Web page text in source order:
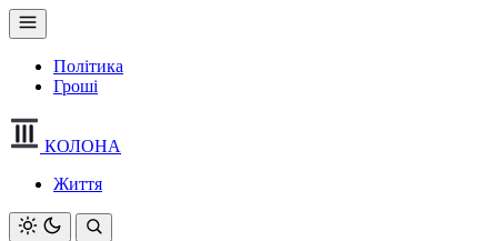
Політика
Гроші
КОЛОНА
Життя